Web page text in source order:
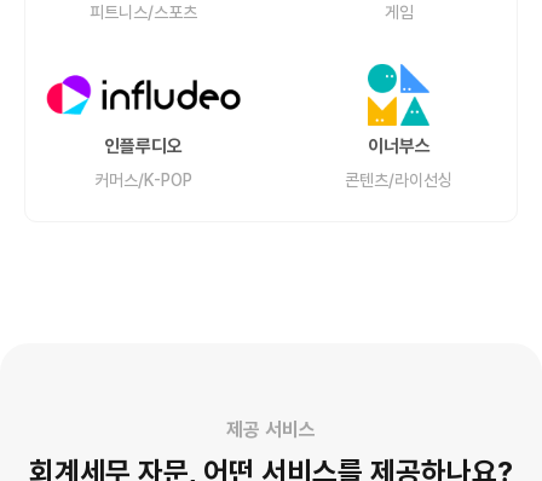
피트니스/스포츠 게임
인플루디오
커머스/K-POP
이너부스
콘텐츠/라이선싱
제공 서비스
회계세무 자문, 어떤 서비스를 제공하나요?